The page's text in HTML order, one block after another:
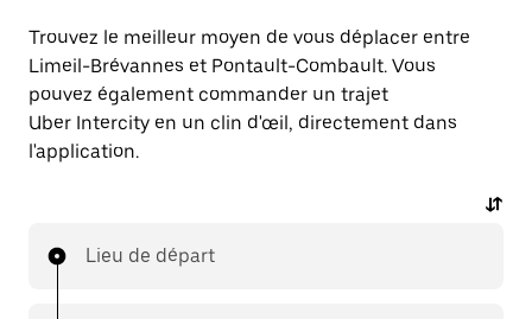
Trouvez le meilleur moyen de vous déplacer entre
Limeil-Brévannes et Pontault-Combault. Vous
pouvez également commander un trajet
Uber Intercity en un clin d'œil, directement dans
l'application.
Lieu de départ